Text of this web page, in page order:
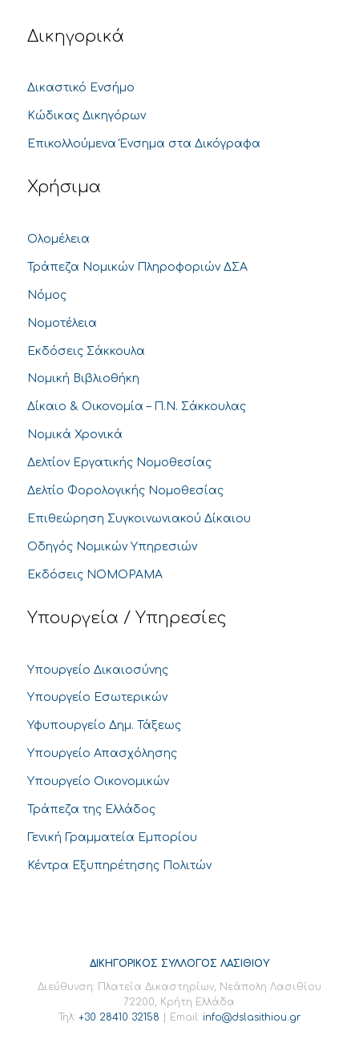
Δικηγορικά
Δικαστικό Ενσήμο
Κώδικας Δικηγόρων
Επικολλούμενα Ένσημα στα Δικόγραφα
Χρήσιμα
Ολομέλεια
Τράπεζα Νομικών Πληροφοριών ΔΣΑ
Νόμος
Νομοτέλεια
Εκδόσεις Σάκκουλα
Νομική Βιβλιοθήκη
Δίκαιο & Οικονομία – Π.Ν. Σάκκουλας
Νομικά Χρονικά
Δελτίον Εργατικής Νομοθεσίας
Δελτίο Φορολογικής Νομοθεσίας
Επιθεώρηση Συγκοινωνιακού Δίκαιου
Οδηγός Νομικών Υπηρεσιών
Εκδόσεις ΝΟΜΟΡΑΜΑ
Υπουργεία / Υπηρεσίες
Υπουργείο Δικαιοσύνης
Υπουργείο Εσωτερικών
Υφυπουργείο Δημ. Τάξεως
Υπουργείο Απασχόλησης
Υπουργείο Οικονομικών
Τράπεζα της Ελλάδος
Γενική Γραμματεία Εμπορίου
Κέντρα Εξυπηρέτησης Πολιτών
ΔΙΚΗΓΟΡΙΚΟΣ ΣΥΛΛΟΓΟΣ ΛΑΣΙΘΙΟΥ
Διεύθυνση: Πλατεία Δικαστηρίων, Νεάπολη Λασιθίου
72200, Κρήτη Ελλάδα
Τηλ: +30 28410 32158 | Email: info@dslasithiou.gr